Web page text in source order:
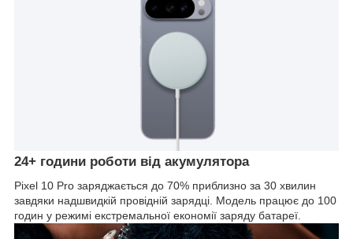
24+ години роботи від акумулятора
Pixel 10 Pro заряджається до 70% приблизно за 30 хвилин
завдяки надшвидкій провідній зарядці. Модель працює до 100
годин у режимі екстремальної економії заряду батареї.